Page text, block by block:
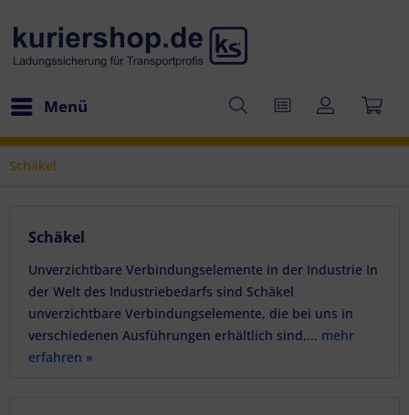
Menü
Schäkel
Schäkel
Unverzichtbare Verbindungselemente in der Industrie In
der Welt des Industriebedarfs sind Schäkel
unverzichtbare Verbindungselemente, die bei uns in
verschiedenen Ausführungen erhältlich sind.... mehr
erfahren »